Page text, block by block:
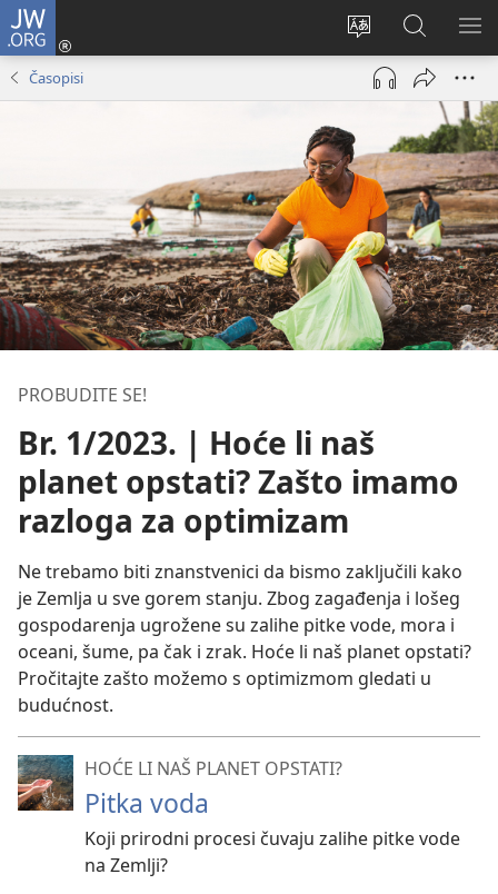
JW.ORG
Promijeni
jezik
Prijava
(otvara
JW.ORG
|
Pretraga
Časopisi
PROBUDITE SE!
Br. 1/2023. | Hoće li naš
planet opstati? Zašto imamo
razloga za optimizam
Ne trebamo biti znanstvenici da bismo zaključili kako
je Zemlja u sve gorem stanju. Zbog zagađenja i lošeg
gospodarenja ugrožene su zalihe pitke vode, mora i
oceani, šume, pa čak i zrak. Hoće li naš planet opstati?
Pročitajte zašto možemo s optimizmom gledati u
budućnost.
HOĆE LI NAŠ PLANET OPSTATI?
Pitka voda
Koji prirodni procesi čuvaju zalihe pitke vode
na Zemlji?